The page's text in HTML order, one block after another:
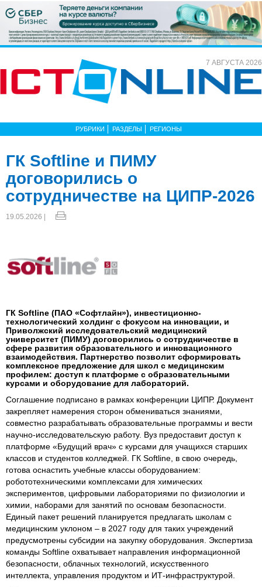
7 АВГУСТА 2026
РУБРИКИ РАЗДЕЛЫ РЕГИОНЫ
ГК Softline и ПИМУ
договорились о
сотрудничестве на ЦИПР-2026
19.05.2026 |
ГК Softline (ПАО «Софтлайн»), инвестиционно-
технологический холдинг с фокусом на инновации, и
Приволжский исследовательский медицинский
университет (ПИМУ) договорились о сотрудничестве в
сфере развития образовательного и инновационного
взаимодействия. Партнерство позволит сформировать
комплексное предложение для школ с медицинским
профилем: доступ к платформе с образовательными
курсами и оборудование для лабораторий.
Соглашение подписано в рамках конференции ЦИПР. Документ
закрепляет намерения сторон обмениваться знаниями,
совместно разрабатывать образовательные программы и вести
научно-исследовательскую работу. Вуз предоставит доступ к
платформе «Будущий врач» с курсами для учащихся старших
классов и студентов колледжей. ГК Softline, в свою очередь,
готова оснастить учебные классы оборудованием:
робототехническими комплексами для химических
экспериментов, цифровыми лабораториями по физиологии и
химии, наборами для занятий по основам безопасности.
Единый пакет решений планируется предлагать школам с
медицинским уклоном – в 2027 году для таких учреждений
предусмотрены субсидии на закупку оборудования. Экспертиза
команды Softline охватывает направления информационной
безопасности, облачных технологий, искусственного
интеллекта, управления продуктом и ИТ-инфраструктурой.